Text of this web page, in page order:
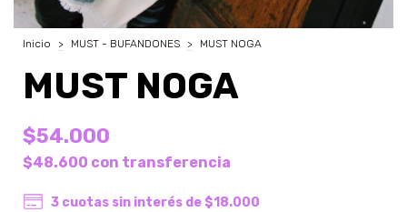
Inicio > MUST - BUFANDONES > MUST NOGA
MUST NOGA
$54.000
$48.600 con transferencia
3 cuotas sin interés de$18.000